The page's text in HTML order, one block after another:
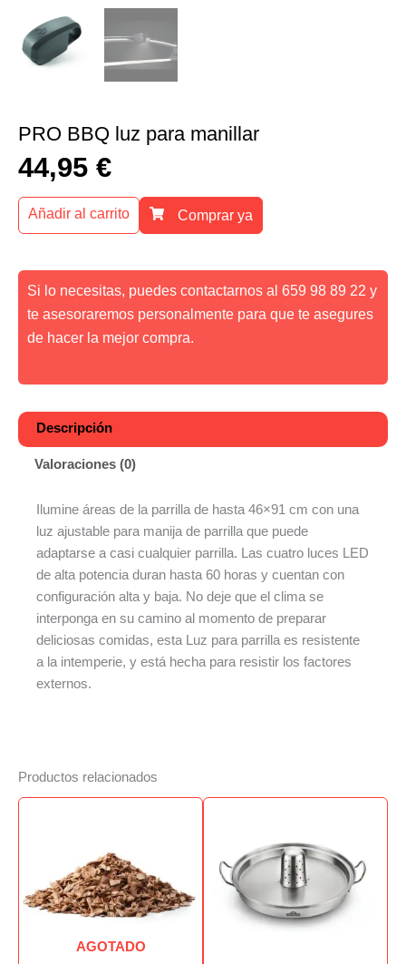
PRO BBQ luz para manillar
44,95 €
Añadir al carrito Comprar ya
Si lo necesitas, puedes contactarnos al 659 98 89 22 y
te asesoraremos personalmente para que te asegures
de hacer la mejor compra.
Descripción
Valoraciones (0)
Ilumine áreas de la parrilla de hasta 46×91 cm con una
luz ajustable para manija de parrilla que puede
adaptarse a casi cualquier parrilla. Las cuatro luces LED
de alta potencia duran hasta 60 horas y cuentan con
configuración alta y baja. No deje que el clima se
interponga en su camino al momento de preparar
deliciosas comidas, esta Luz para parrilla es resistente
a la intemperie, y está hecha para resistir los factores
externos.
Productos relacionados
AGOTADO